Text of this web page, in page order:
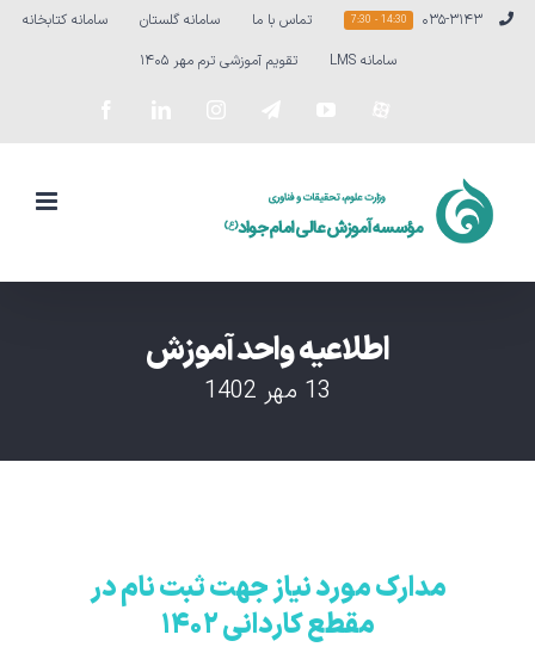
Skip
۰۳۵-۳۱۴۳ 14:30 - 7:30 تماس با ما سامانه گلستان
سامانه کتابخانه
سامانه LMS
تقویم آموزشی ترم مهر ۱۴۰۵
YouTubeسفارشی
اطلاعیه واحد آموزش
13 مهر 1402
مدارک مورد نیاز جهت ثبت نام در
مقطع کاردانی ۱۴۰۲